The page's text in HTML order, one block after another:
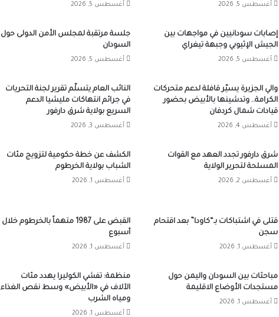
أغسطس 5, 2026 أغسطس 5, 2026
إصابات سودانيين في مواجهات بين
الجيش الإثيوبي وجبهة تيغراي
أغسطس 5, 2026
جلسة مرتقبة لمجلس الأمن الدولى حول
السودان
أغسطس 5, 2026
والي الجزيرة يسيّر قافلة لدعم متحركات
الكرامة.. وتدشينها بالأبيض بحضور
قيادات شمال كردفان
أغسطس 4, 2026
النائب العام يتسلّم تقرير لجنة التحريات
في جرائم انتهاكات مليشيا الدعم
السريع بولاية شرق دارفور
أغسطس 3, 2026
شرق دارفور تجدد العهد مع القوات
المسلحة لتحرير الولاية
أغسطس 2, 2026
الكشف عن خطة حكومية لتزويج مئات
الشباب بولاية الخرطوم
أغسطس 1, 2026
قتلى في اشتباكات بـ“كاودا” بعد اقتحام
سجن
أغسطس 1, 2026
القبض على 1987 متهماً بالخرطوم خلال
أسبوع
أغسطس 1, 2026
مباحثات بين السودان واليمن حول
مستجدات الأوضاع الاقليمة
أغسطس 1, 2026
منظمة: تفشي الكوليرا يهدد مئات
الآلاف في «الأبيض» وسط نقص الغذاء
ومياه الشرب
أغسطس 1, 2026